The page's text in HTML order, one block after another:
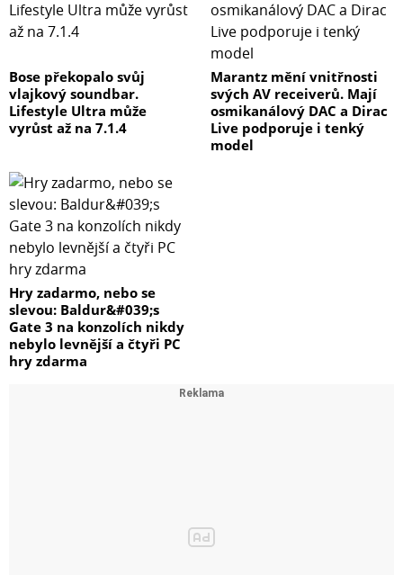
Bose překopalo svůj
vlajkový soundbar.
Lifestyle Ultra může
vyrůst až na 7.1.4
Marantz mění vnitřnosti
svých AV receiverů. Mají
osmikanálový DAC a Dirac
Live podporuje i tenký
model
Hry zadarmo, nebo se
slevou: Baldur&#039;s
Gate 3 na konzolích nikdy
nebylo levnější a čtyři PC
hry zdarma